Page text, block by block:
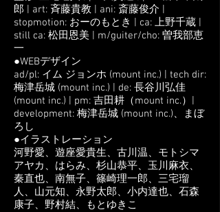
郎 | art: 斉藤貴教 | ani: 斎藤俊介 |
stopmotion: おーのもとき | ca: 上野千蔵 |
still ca: 松田恩美 | m/guiter/cho: 曽我部恵
一
●WEBデザイン
ad/pl: イム ジョンホ (mount inc.) | tech dir:
梅津岳城 (mount inc.) | de: 長谷川弘佳
(mount inc.) | pm: 吉田耕（mount inc.）|
development: 梅津岳城 (mount inc.)、まぼ
ろし
●イラストレーション
河野愛、遊座愛貴生、古川温、モトシマ
アヤカ、はらみ、杉山恭平、玉川麻衣、
秦直也、南無子、篠崎理一郎、三宅瑠
人、山元知、永野太郎、小内達也、石森
康子、野村結、もとゆきこ